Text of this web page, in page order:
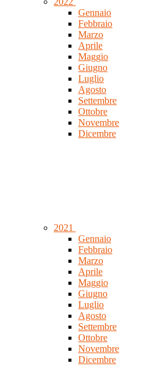
Gennaio
Febbraio
Marzo
Aprile
Maggio
Giugno
Luglio
Agosto
Settembre
Ottobre
Novembre
Dicembre
2021
Gennaio
Febbraio
Marzo
Aprile
Maggio
Giugno
Luglio
Agosto
Settembre
Ottobre
Novembre
Dicembre